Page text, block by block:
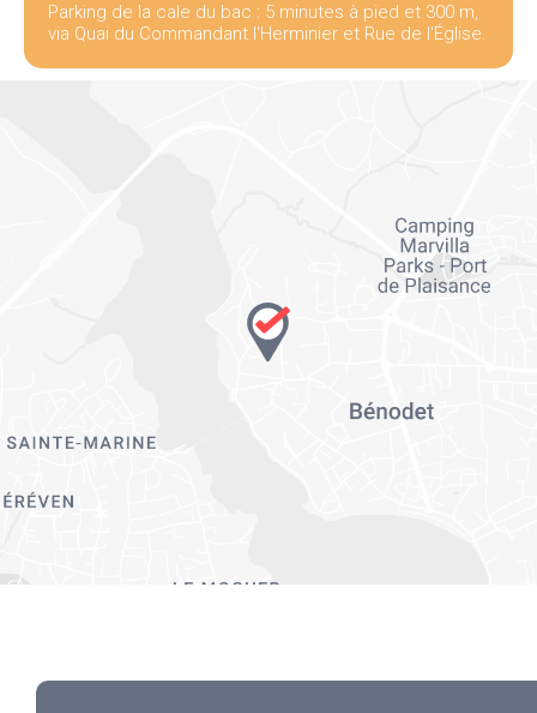
Parking de la cale du bac : 5 minutes à pied et 300 m,
via Quai du Commandant l'Herminier et Rue de l'Église.